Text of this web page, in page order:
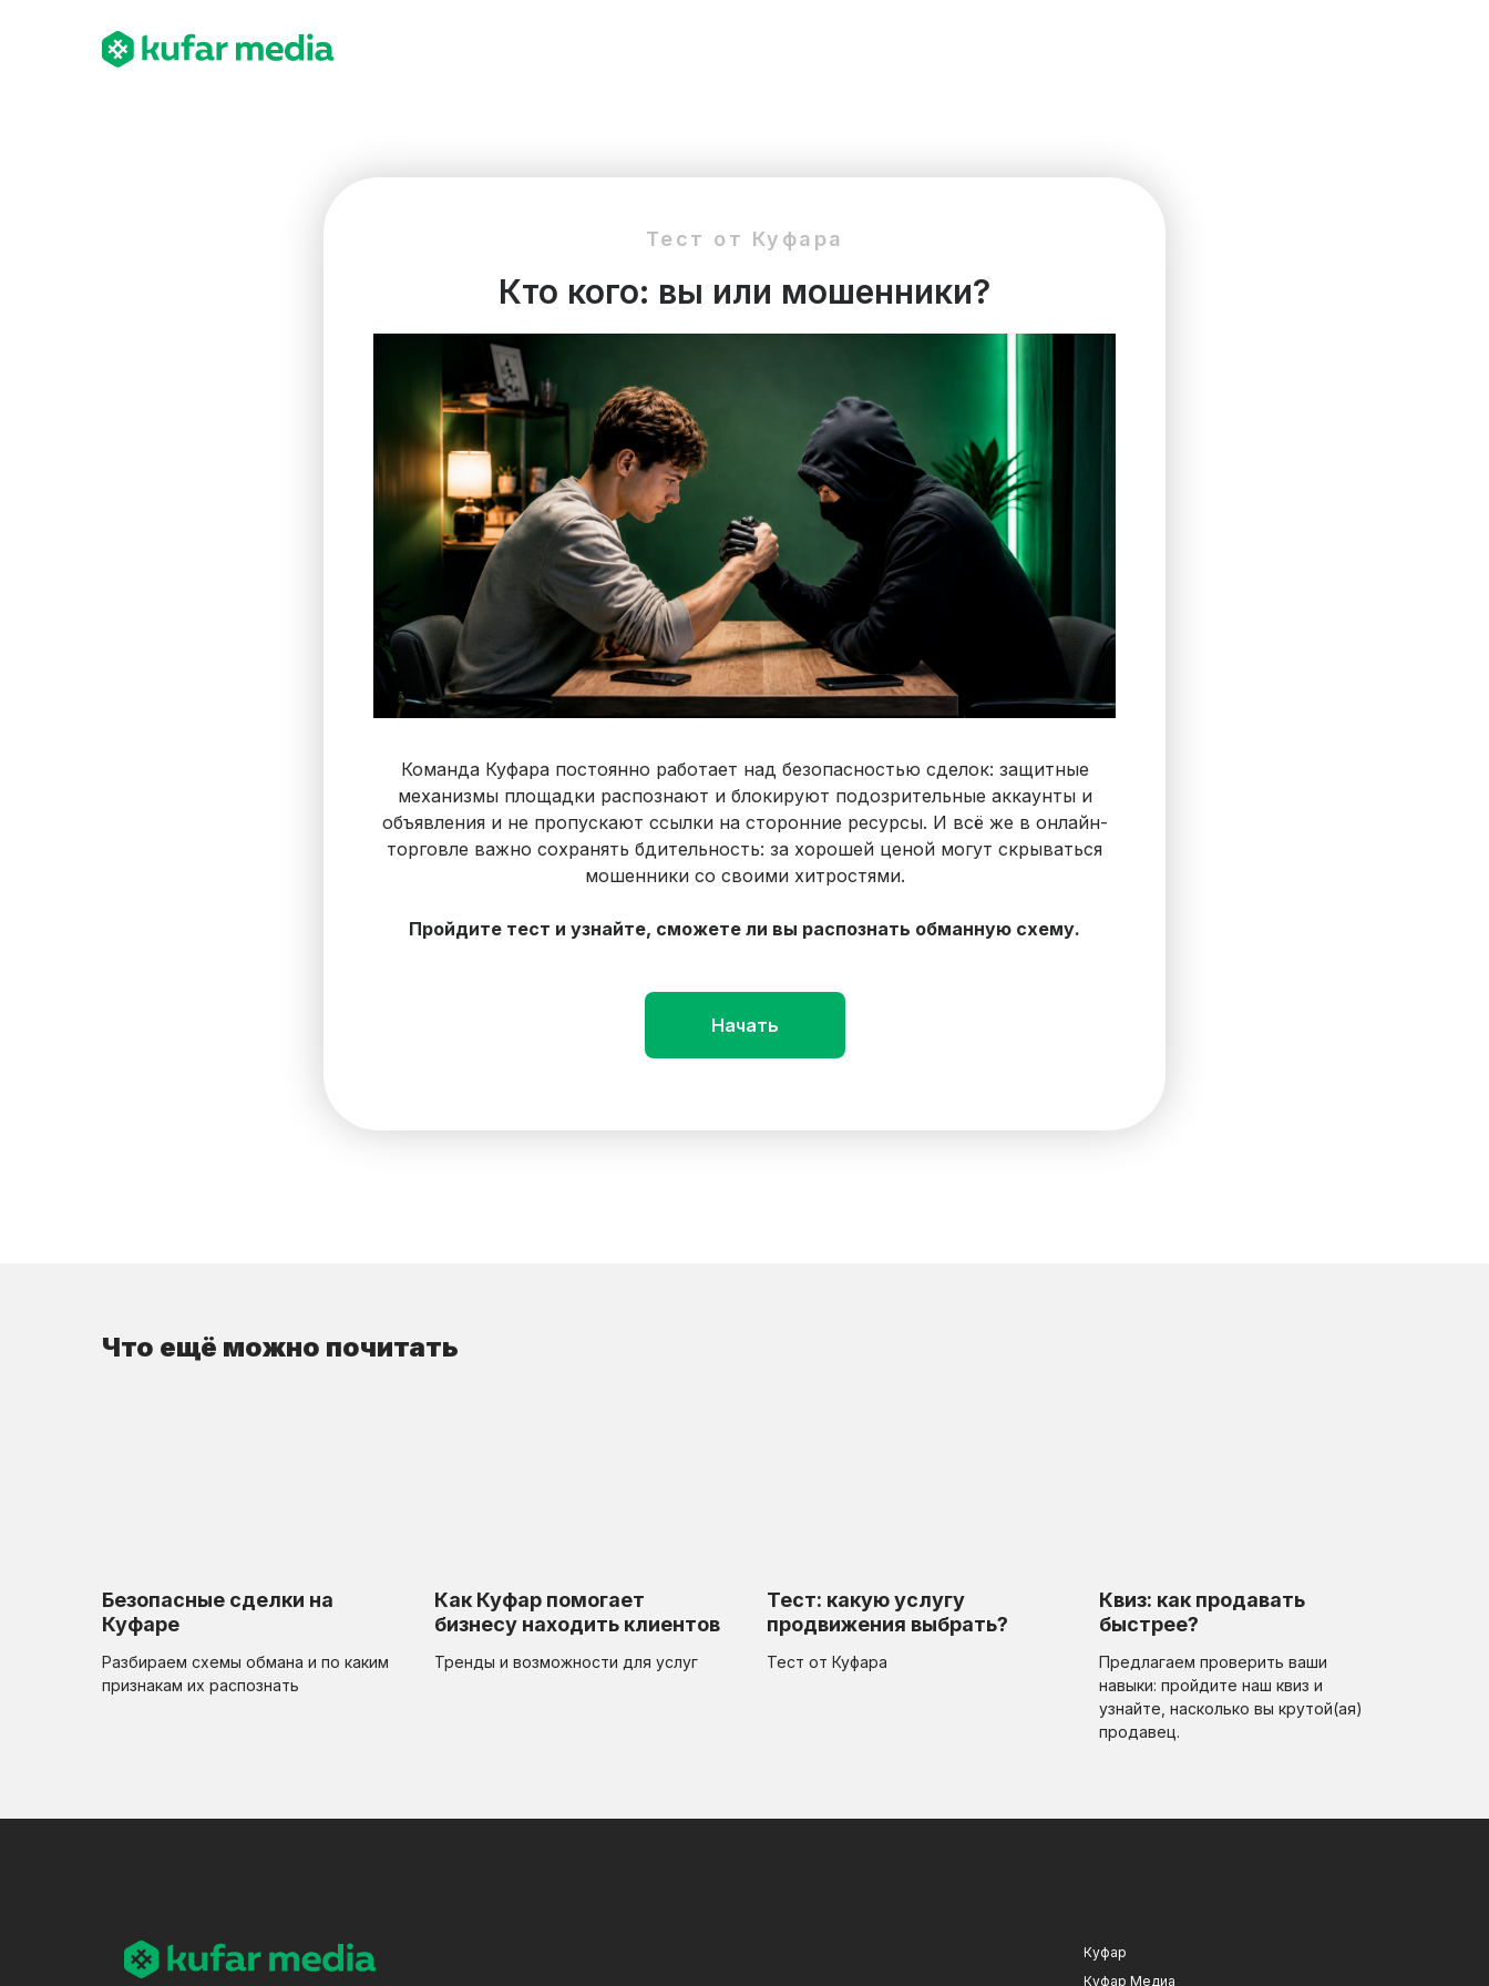
Тест от Куфара
Кто кого: вы или мошенники?
Команда Куфара постоянно работает над безопасностью сделок: защитные
механизмы площадки распознают и блокируют подозрительные аккаунты и
объявления и не пропускают ссылки на сторонние ресурсы. И всё же в онлайн-
торговле важно сохранять бдительность: за хорошей ценой могут скрываться
мошенники со своими хитростями.
Пройдите тест и узнайте, сможете ли вы распознать обманную схему.
Начать
Что ещё можно почитать
Безопасные сделки на
Куфаре
Разбираем схемы обмана и по каким
признакам их распознать
Как Куфар помогает
бизнесу находить клиентов
Тренды и возможности для услуг
Тест: какую услугу
продвижения выбрать?
Тест от Куфара
Квиз: как продавать
быстрее?
Предлагаем проверить ваши
навыки: пройдите наш квиз и
узнайте, насколько вы крутой(ая)
продавец.
Куфар Медиа
Куфар